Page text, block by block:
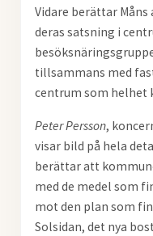
Vidare berättar
deras satsning i
tillsammans med
centrum som helhet
Peter Persson,
visar bild på hela
berättar att
med de medel som
mot den plan som
Solsidan, det nya